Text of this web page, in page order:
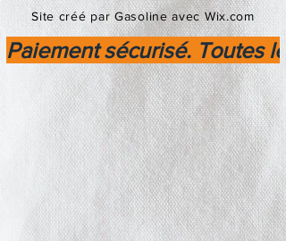
Site créé par Gasoline avec Wix.com
Paiement sécurisé. Toutes